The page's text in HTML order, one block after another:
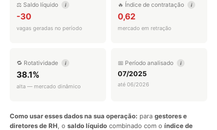
⚖️ Saldo líquido i
-30
vagas geradas no período
🔥 Índice de contratação i
0,62
mercado em retração
🔁 Rotatividade i
38.1%
alta — mercado dinâmico
📅 Período analisado i
07/2025
até 06/2026
Como usar esses dados na sua operação: para gestores e
diretores de RH, o saldo líquido combinado com o índice de